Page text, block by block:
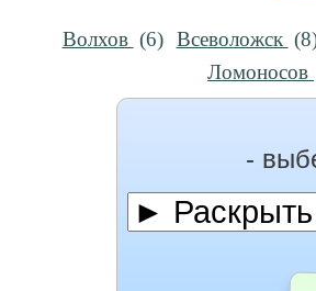
Волхов (6) Всеволожск
Ломоносов
-